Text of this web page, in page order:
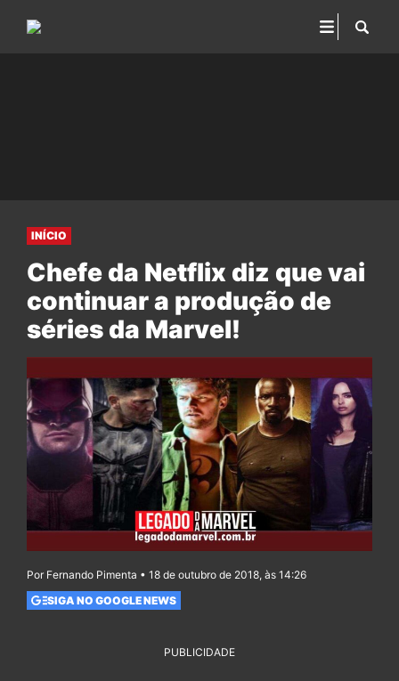
INÍCIO
Chefe da Netflix diz que vai
continuar a produção de
séries da Marvel!
Por Fernando Pimenta • 18 de outubro de 2018, às 14:26
SIGA NO GOOGLE NEWS
PUBLICIDADE